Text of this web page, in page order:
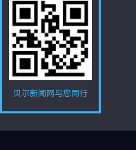
贝尔新闻网与您同行